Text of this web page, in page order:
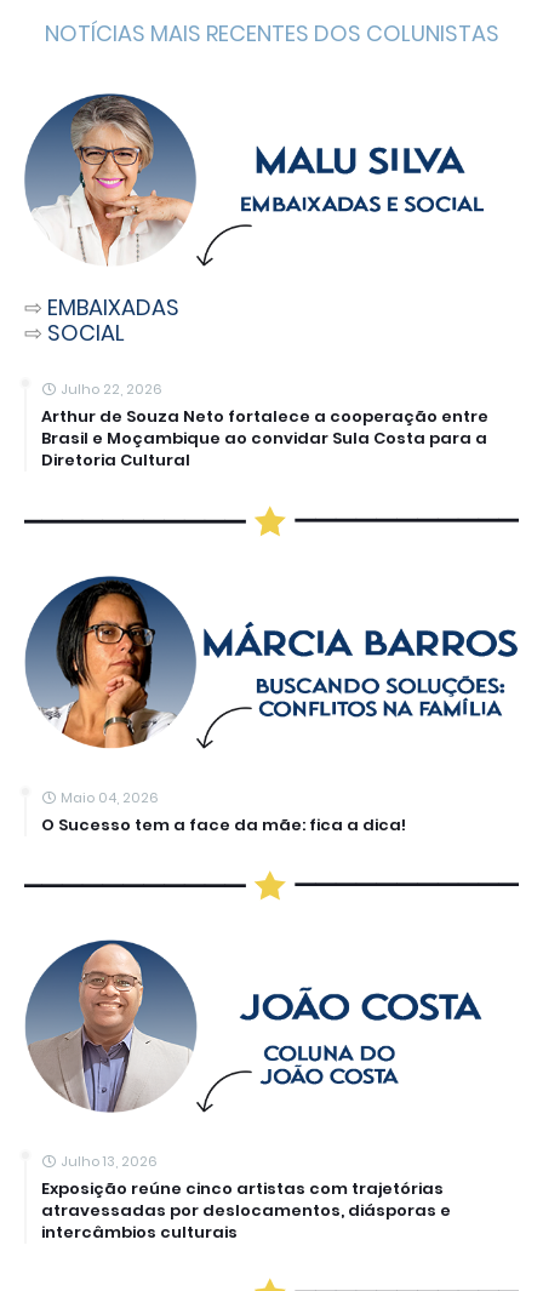
NOTÍCIAS MAIS RECENTES DOS COLUNISTAS
⇨ EMBAIXADAS
⇨ SOCIAL
Julho 22, 2026
Arthur de Souza Neto fortalece a cooperação entre
Brasil e Moçambique ao convidar Sula Costa para a
Diretoria Cultural
Maio 04, 2026
O Sucesso tem a face da mãe: fica a dica!
Julho 13, 2026
Exposição reúne cinco artistas com trajetórias
atravessadas por deslocamentos, diásporas e
intercâmbios culturais